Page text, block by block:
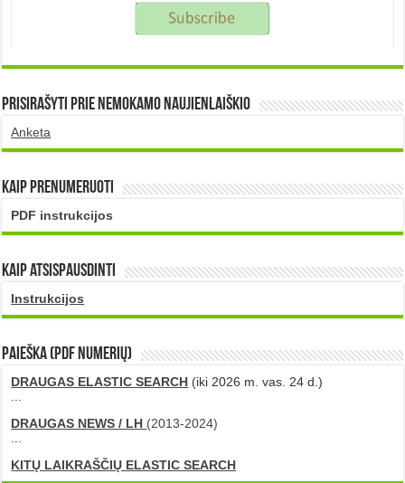
Prisirašyti prie nemokamo naujienlaiškio
Anketa
Kaip prenumeruoti
PDF instrukcijos
Kaip atsispausdinti
Instrukcijos
PAIEŠKA (PDF numerių)
DRAUGAS ELASTIC SEARCH (iki 2026 m. vas. 24 d.)
DRAUGAS NEWS / LH (2013-2024)
KITŲ LAIKRAŠČIŲ ELASTIC SEARCH